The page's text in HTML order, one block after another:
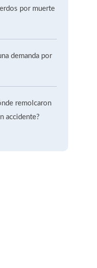
por muerte
demanda por
remolcaron
accidente?